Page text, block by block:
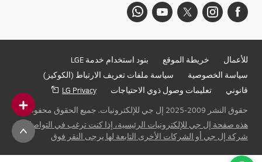
للأعمال خريطة الموقع
بنود استخدام خدمة LGE
سياسة الخصوصية
سياسة ملفات تعريف الارتباط (الكوكيز)
قانوني
تعليمات وصول ذوي الاحتياجات
LG Privacy
حقوق النشر 2009-2025 إل جي للإلكترونيات. جميع الحقوق محفوظة
هذه صفحة إل جي للإلكترونيات الرئيسية، إذا كنت ترغب في التواصل مع
شركة إل جي أو الشركات الأخرى التابعة لها يرجى النقر فوق